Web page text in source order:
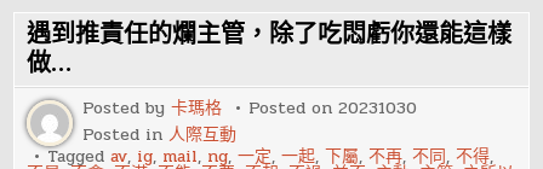
節
看
你
人
是
否
出
軌
遇到推責任的爛主管，除了吃悶虧你還能這樣
做…
Posted by卡瑪格 Posted on20231030
Posted in人際互動
Taggedav, ig, mail, ng,一定,一起,下屬,不再,不同,不得,